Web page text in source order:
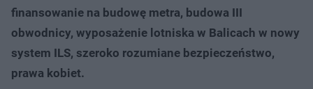
finansowanie na budowę metra, budowa III
obwodnicy, wyposażenie lotniska w Balicach w nowy
system ILS, szeroko rozumiane bezpieczeństwo,
prawa kobiet.